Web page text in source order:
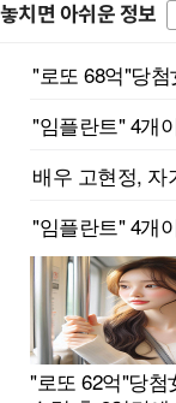
놓치면 아쉬운 정보